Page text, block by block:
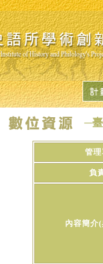
─
管
負
內容簡介